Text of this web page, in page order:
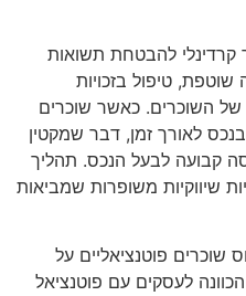
קרדינלי להבטחת תשואות
שוטפת, טיפול בזכויות
של השוכרים. כאשר שוכרים
לאורך זמן, דבר שמקטין
קבועה לבעל הנכס. תהליך
שיווקיות משופרות שמביאות
שוכרים פוטנציאליים על
לעסקים עם פוטנציאל